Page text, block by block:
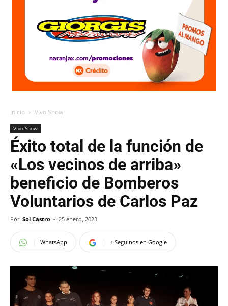
Inicio Vivo Show
Vivo Show
Éxito total de la función de
«Los vecinos de arriba»
beneficio de Bomberos
Voluntarios de Carlos Paz
Por Sol Castro - 25 enero, 2023
WhatsApp + Seguinos en Google